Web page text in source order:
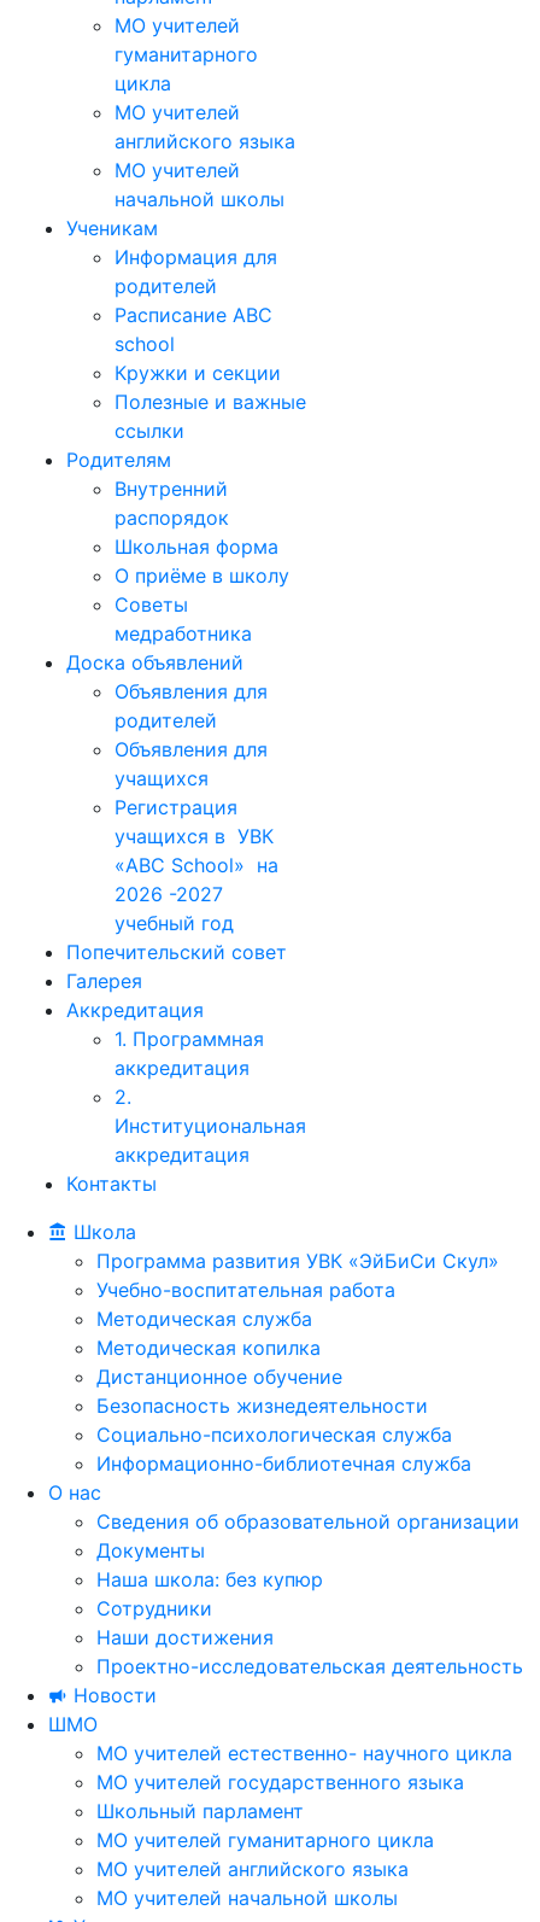
МО учителей
гуманитарного
цикла
МО учителей
английского языка
МО учителей
начальной школы
Ученикам
Информация для
родителей
Расписание ABC
school
Кружки и секции
Полезные и важные
ссылки
Родителям
Внутренний
распорядок
Школьная форма
О приёме в школу
Советы
медработника
Доска объявлений
Объявления для
родителей
Объявления для
учащихся
Регистрация
учащихся в УВК
«ABC School» на
2026 -2027
учебный год
Попечительский совет
Галерея
Аккредитация
1. Программная
аккредитация
2.
Институциональная
аккредитация
Контакты
Школа
Программа развития УВК «ЭйБиСи Скул»
Учебно-воспитательная работа
Методическая служба
Методическая копилка
Дистанционное обучение
Безопасность жизнедеятельности
Социально-психологическая служба
Информационно-библиотечная служба
О нас
Сведения об образовательной организации
Документы
Наша школа: без купюр
Сотрудники
Наши достижения
Проектно-исследовательская деятельность
Новости
ШМО
МО учителей естественно- научного цикла
МО учителей государственного языка
Школьный парламент
МО учителей гуманитарного цикла
МО учителей английского языка
МО учителей начальной школы